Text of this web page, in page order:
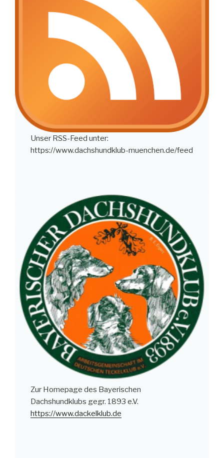
Unser RSS-Feed unter:
https://www.dachshundklub-muenchen.de/feed
Zur Homepage des Bayerischen
Dachshundklubs gegr. 1893 e.V.
https://www.dackelklub.de